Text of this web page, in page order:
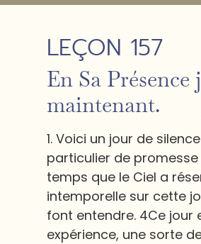
LEÇON 157
En Sa
maintenant.
1. Voici un jour de
particulier de promesse
temps que le Ciel a
intemporelle sur cette
font entendre. 4Ce jour
expérience, une sorte